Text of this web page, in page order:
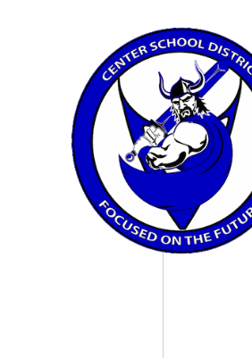
All Posts